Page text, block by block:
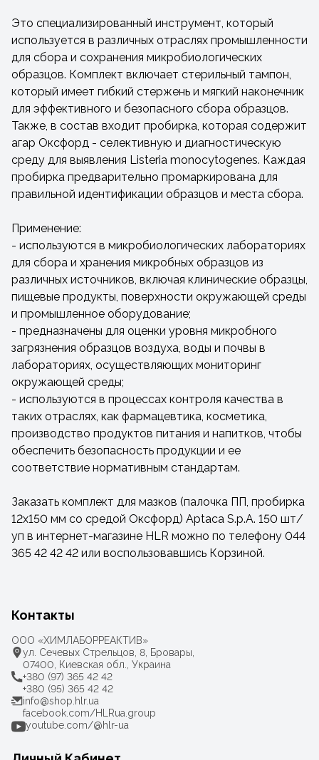
Это специализированный инструмент, который
используется в различных отраслях промышленности
для сбора и сохранения микробиологических
образцов. Комплект включает стерильный тампон,
который имеет гибкий стержень и мягкий наконечник
для эффективного и безопасного сбора образцов.
Также, в состав входит пробирка, которая содержит
агар Оксфорд - селективную и диагностическую
среду для выявления Listeria monocytogenes. Каждая
пробирка предварительно промаркирована для
правильной идентификации образцов и места сбора.
Применение:
- используются в микробиологических лабораториях
для сбора и хранения микробных образцов из
различных источников, включая клинические образцы,
пищевые продукты, поверхности окружающей среды
и промышленное оборудование;
- предназначены для оценки уровня микробного
загрязнения образцов воздуха, воды и почвы в
лабораториях, осуществляющих мониторинг
окружающей среды;
- используются в процессах контроля качества в
таких отраслях, как фармацевтика, косметика,
производство продуктов питания и напитков, чтобы
обеспечить безопасность продукции и ее
соответствие нормативным стандартам.
Заказать комплект для мазков (палочка ПП, пробирка
12х150 мм со средой Оксфорд) Aptaca S.p.A. 150 шт/
уп в интернет-магазине HLR можно по телефону 044
365 42 42 42 или воспользовавшись Корзиной.
Контакты
ООО «ХИМЛАБОРРЕАКТИВ»
ул. Сечевых Стрельцов, 8, Бровары,
07400, Киевская обл., Украина
+380 (97) 365 42 42
+380 (95) 365 42 42
info@shop.hlr.ua
facebook.com/HLRua.group
youtube.com/@hlr-ua